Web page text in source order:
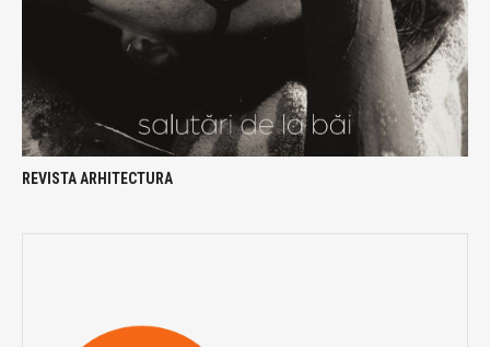
REVISTA ARHITECTURA